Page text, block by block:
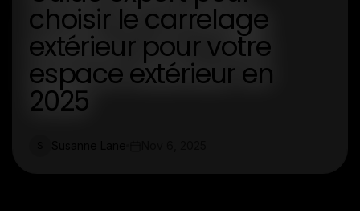
choisir le carrelage
extérieur pour votre
espace extérieur en
2025